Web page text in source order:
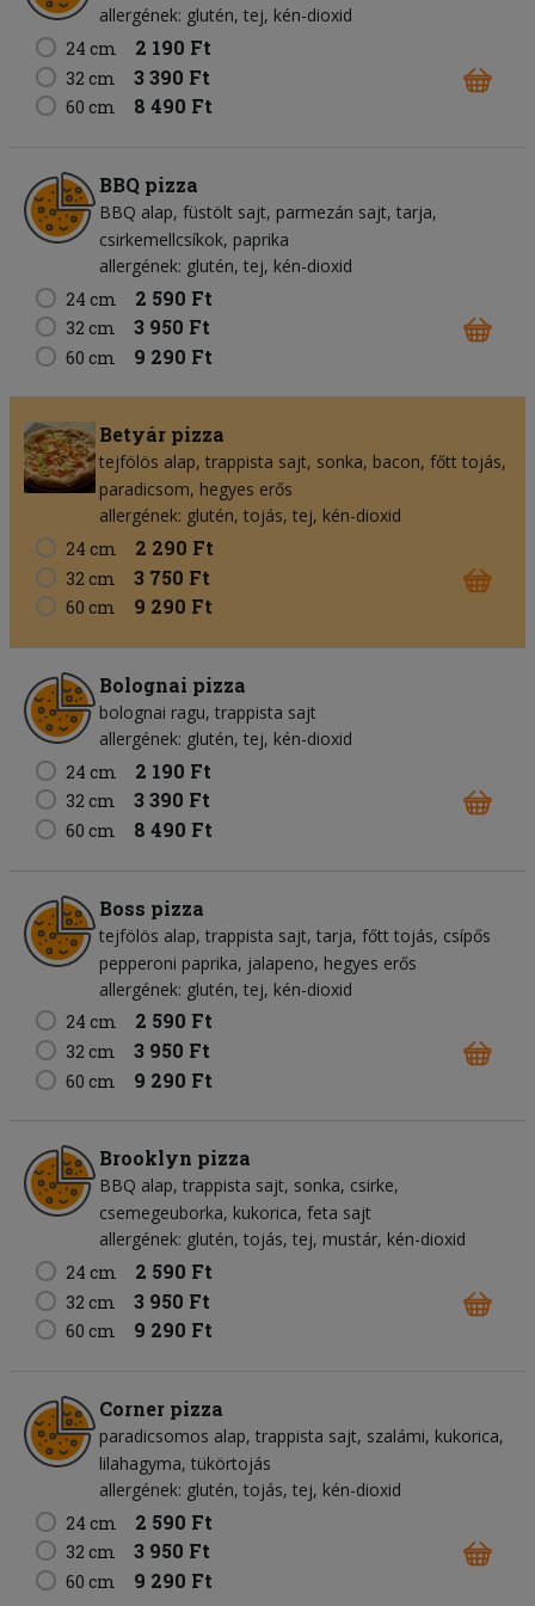
allergének: glutén, tej, kén-dioxid
24 cm
2 190 Ft
32 cm 3 390 Ft
60 cm 8 490 Ft
BBQ pizza
BBQ alap füstölt sajt parmezán sajt tarja
csirkemellcsíkok paprika
allergének: glutén, tej, kén-dioxid
24 cm
2 590 Ft
32 cm 3 950 Ft
60 cm 9 290 Ft
Betyár pizza
tejfölös alap trappista sajt sonka bacon főtt tojás
paradicsom hegyes erős
allergének: glutén, tojás, tej, kén-dioxid
24 cm
2 290 Ft
32 cm 3 750 Ft
60 cm 9 290 Ft
Bolognai pizza
bolognai ragu trappista sajt
allergének: glutén, tej, kén-dioxid
24 cm
2 190 Ft
32 cm 3 390 Ft
60 cm 8 490 Ft
Boss pizza
tejfölös alap trappista sajt tarja főtt tojás csípős
pepperoni paprika jalapeno hegyes erős
allergének: glutén, tej, kén-dioxid
24 cm
2 590 Ft
32 cm 3 950 Ft
60 cm 9 290 Ft
Brooklyn pizza
BBQ alap trappista sajt sonka csirke
csemegeuborka kukorica feta sajt
allergének: glutén, tojás, tej, mustár, kén-dioxid
24 cm
2 590 Ft
32 cm 3 950 Ft
60 cm 9 290 Ft
Corner pizza
paradicsomos alap trappista sajt szalámi kukorica
lilahagyma tükörtojás
allergének: glutén, tojás, tej, kén-dioxid
24 cm
2 590 Ft
32 cm 3 950 Ft
60 cm 9 290 Ft